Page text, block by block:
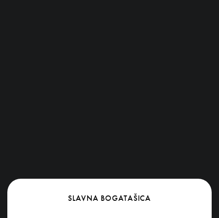
SLAVNA BOGATAŠICA